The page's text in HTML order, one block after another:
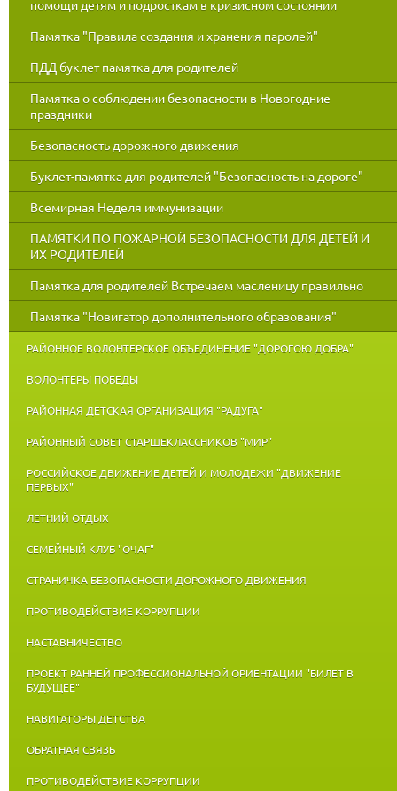
помощи детям и подросткам в кризисном состоянии
Памятка "Правила создания и хранения паролей"
ПДД буклет памятка для родителей
Памятка о соблюдении безопасности в Новогодние
праздники
Безопасность дорожного движения
Буклет-памятка для родителей "Безопасность на дороге"
Всемирная Неделя иммунизации
ПАМЯТКИ ПО ПОЖАРНОЙ БЕЗОПАСНОСТИ ДЛЯ ДЕТЕЙ И
ИХ РОДИТЕЛЕЙ
Памятка для родителей Встречаем масленицу правильно
Памятка "Новигатор дополнительного образования"
РАЙОННОЕ ВОЛОНТЕРСКОЕ ОБЪЕДИНЕНИЕ "ДОРОГОЮ ДОБРА"
ВОЛОНТЕРЫ ПОБЕДЫ
РАЙОННАЯ ДЕТСКАЯ ОРГАНИЗАЦИЯ "РАДУГА"
РАЙОННЫЙ СОВЕТ СТАРШЕКЛАССНИКОВ "МИР"
РОССИЙСКОЕ ДВИЖЕНИЕ ДЕТЕЙ И МОЛОДЕЖИ "ДВИЖЕНИЕ
ПЕРВЫХ"
ЛЕТНИЙ ОТДЫХ
СЕМЕЙНЫЙ КЛУБ "ОЧАГ"
СТРАНИЧКА БЕЗОПАСНОСТИ ДОРОЖНОГО ДВИЖЕНИЯ
ПРОТИВОДЕЙСТВИЕ КОРРУПЦИИ
НАСТАВНИЧЕСТВО
ПРОЕКТ РАННЕЙ ПРОФЕССИОНАЛЬНОЙ ОРИЕНТАЦИИ "БИЛЕТ В
БУДУЩЕЕ"
НАВИГАТОРЫ ДЕТСТВА
ОБРАТНАЯ СВЯЗЬ
ПРОТИВОДЕЙСТВИЕ КОРРУПЦИИ